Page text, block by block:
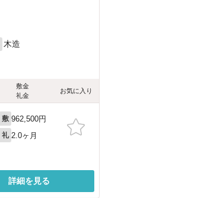
木造
敷金
礼金
お気に入り
敷 962,500円
礼 2.0ヶ月
詳細を見る